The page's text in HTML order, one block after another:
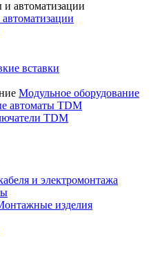
вставки
Модульное оборудование
автоматы TDM
TDM
и электромонтажа
изделия